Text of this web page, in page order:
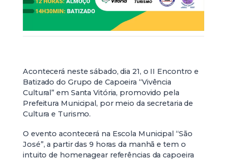
Acontecerá neste sábado, dia 21, o II Encontro e
Batizado do Grupo de Capoeira “Vivência
Cultural” em Santa Vitória, promovido pela
Prefeitura Municipal, por meio da secretaria de
Cultura e Turismo.
O evento acontecerá na Escola Municipal “São
José”, a partir das 9 horas da manhã e tem o
intuito de homenagear referências da capoeira